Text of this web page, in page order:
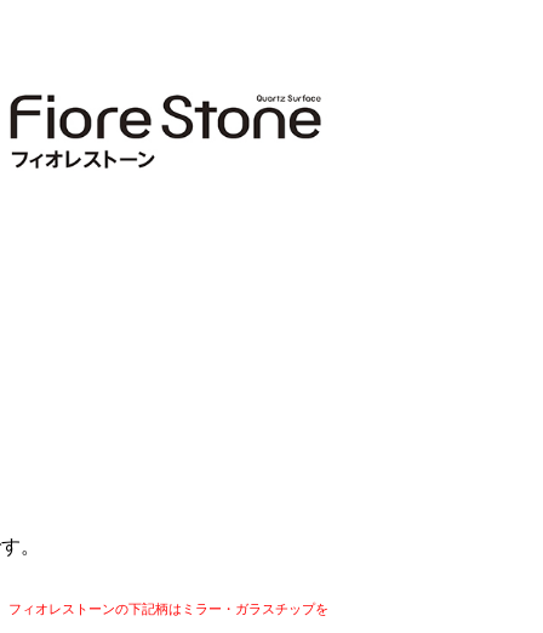
。
ィオレストーンの下記柄はミラー・ガラスチップを